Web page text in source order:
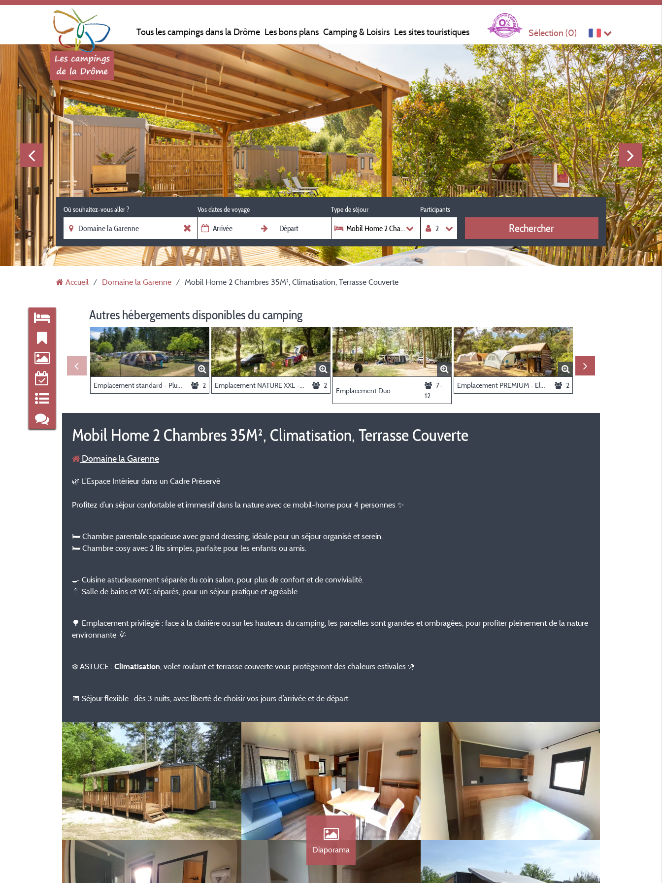
Tous les campings dans la Drôme Les bons plans Camping & Loisirs Les sites touristiques Sélection (0)
Où souhaitez-vous aller ? Vos dates de voyage Type de séjour
Mobil Home 2 Chambres 35M², Climatisation, Terrasse Couverte
Participants
Rechercher
Accueil Domaine la Garenne Mobil Home 2 Chambres 35M², Climatisation, Terrasse Couverte
Autres hébergements disponibles du camping
Emplacement standard - Plus de 100m² (avec éléctricité) 2 Emplacement NATURE XXL - Plus de 250m² (avec électricité) 2
Emplacement Duo
7-
12
Emplacement PREMIUM - Electricité + espace repas 2
Mobil Home 2 Chambres 35M², Climatisation, Terrasse Couverte
Domaine la Garenne
🌿 L’Espace Intérieur dans un Cadre Préservé
Profitez d’un séjour confortable et immersif dans la nature avec ce mobil-home pour 4 personnes ✨
🛏️ Chambre parentale spacieuse avec grand dressing, idéale pour un séjour organisé et serein.
🛏️ Chambre cosy avec 2 lits simples, parfaite pour les enfants ou amis.
🍳 Cuisine astucieusement séparée du coin salon, pour plus de confort et de convivialité.
🚿 Salle de bains et WC séparés, pour un séjour pratique et agréable.
🌳 Emplacement privilégié : face à la clairière ou sur les hauteurs du camping, les parcelles sont grandes et ombragées, pour profiter pleinement de la nature
environnante 🌞
❄️ ASTUCE : Climatisation, volet roulant et terrasse couverte vous protègeront des chaleurs estivales 🌞
📅 Séjour flexible : dès 3 nuits, avec liberté de choisir vos jours d’arrivée et de départ.
Diaporama